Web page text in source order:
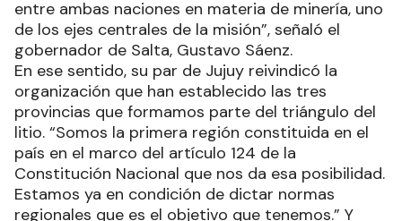
entre ambas naciones en materia de minería, uno
de los ejes centrales de la misión”, señaló el
gobernador de Salta, Gustavo Sáenz.
En ese sentido, su par de Jujuy reivindicó la
organización que han establecido las tres
provincias que formamos parte del triángulo del
litio. “Somos la primera región constituida en el
país en el marco del artículo 124 de la
Constitución Nacional que nos da esa posibilidad.
Estamos ya en condición de dictar normas
regionales que es el objetivo que tenemos.” Y